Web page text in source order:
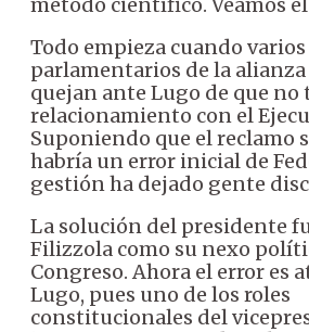
Todo empieza cuando varios
parlamentarios de la
quejan ante Lugo de que
relacionamiento con el
Suponiendo que el reclamo
habría un error inicial de
gestión ha dejado gente
La solución del presidente
Filizzola como su nexo
Congreso. Ahora el error es
Lugo, pues uno de los roles
constitucionales del